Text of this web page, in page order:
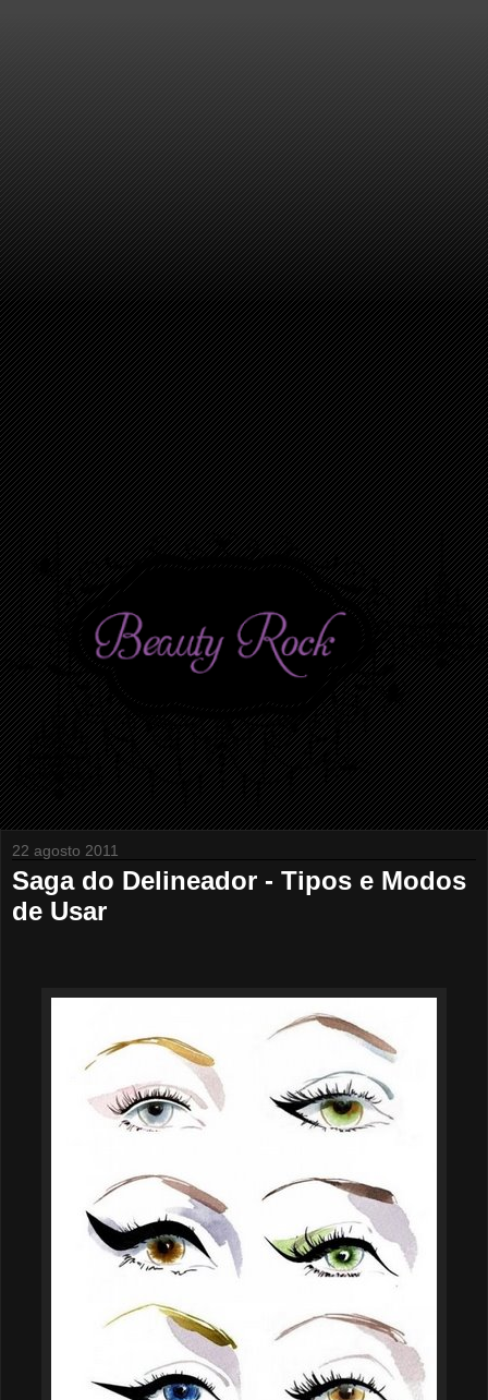
22 agosto 2011
Saga do Delineador - Tipos e Modos
de Usar